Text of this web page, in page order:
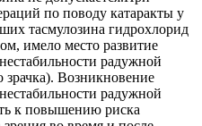
по поводу катаракты у
тасмулозина гидрохлорид
имело место развитие
радужной
зрачка). Возникновение
радужной
к повышению риска